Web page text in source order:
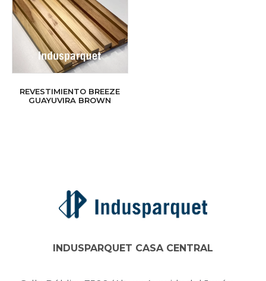
REVESTIMIENTO BREEZE
GUAYUVIRA BROWN
INDUSPARQUET CASA CENTRAL